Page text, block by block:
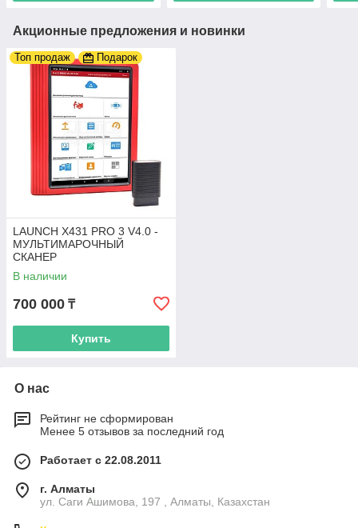
Акционные предложения и новинки
Топ продаж Подарок
LAUNCH X431 PRO 3 V4.0 -
МУЛЬТИМАРОЧНЫЙ
СКАНЕР
В наличии
700 000 ₸
Купить
О нас
Рейтинг не сформирован
Менее 5 отзывов за последний год
Работает с 22.08.2011
г. Алматы
ул. Саги Ашимова, 197 , Алматы, Казахстан